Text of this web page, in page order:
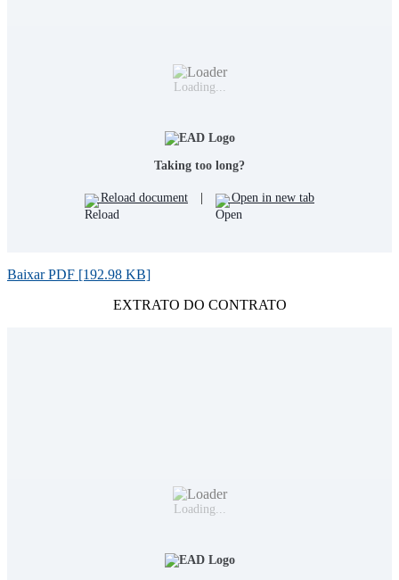
Loading...
Taking too long?
Reload document Open in new tab
Baixar PDF [192.98 KB]
EXTRATO DO CONTRATO
Loading...